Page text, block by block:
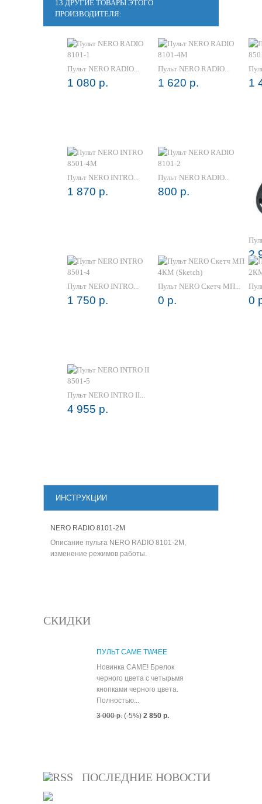
13 ДРУГИЕ ТОВАРЫ ЭТОГО
ПРОИЗВОДИТЕЛЯ:
Пульт NERO RADIO...
1 080 р.
Пульт NERO RADIO...
1 620 р. 1
Пульт NERO INTRO...
1 870 р.
Пульт NERO RADIO...
800 р.
2
Пульт NERO INTRO...
1 750 р.
Пульт NERO Скетч МП...
0 р. 0
Пульт NERO INTRO II...
4 955 р.
ИНСТРУКЦИИ
NERO RADIO 8101-2M
Описание пульта NERO RADIO 8101-2M,
изменение режимов работы.
СКИДКИ
ПУЛЬТ CAME TW4EE
Новинка CAME! Брелок
черного цвета с четырьмя
кнопками черного цвета.
Полностью...
3 000 р. (-5%) 2 850 р.
ПОСЛЕДНИЕ НОВОСТИ